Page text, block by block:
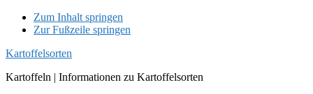
Zum Inhalt springen
Zur Fußzeile springen
Kartoffelsorten
Kartoffeln | Informationen zu Kartoffelsorten